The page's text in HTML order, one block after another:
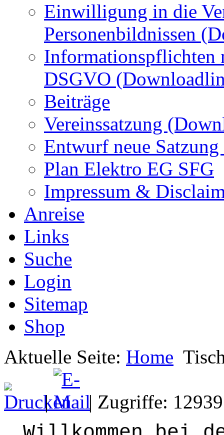
Einwilligung in die
Personenbildnissen
Informationspflichten
DSGVO
Beiträge
Vereinssatzung
Entwurf neue
Plan Elektro EG SFG
Impressum &
Anreise
Links
Suche
Login
Sitemap
Shop
Aktuelle Seite: Home
| | Zugriffe: 12939